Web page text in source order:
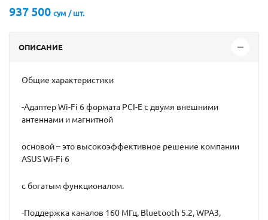
937 500 сум / шт.
ОПИСАНИЕ
Общие характеристики
-Адаптер Wi-Fi 6 формата PCI-E с двумя внешними
антеннами и магнитной
основой – это высокоэффективное решение компании
ASUS Wi-Fi 6
с богатым функционалом.
-Поддержка каналов 160 МГц, Bluetooth 5.2, WPA3,